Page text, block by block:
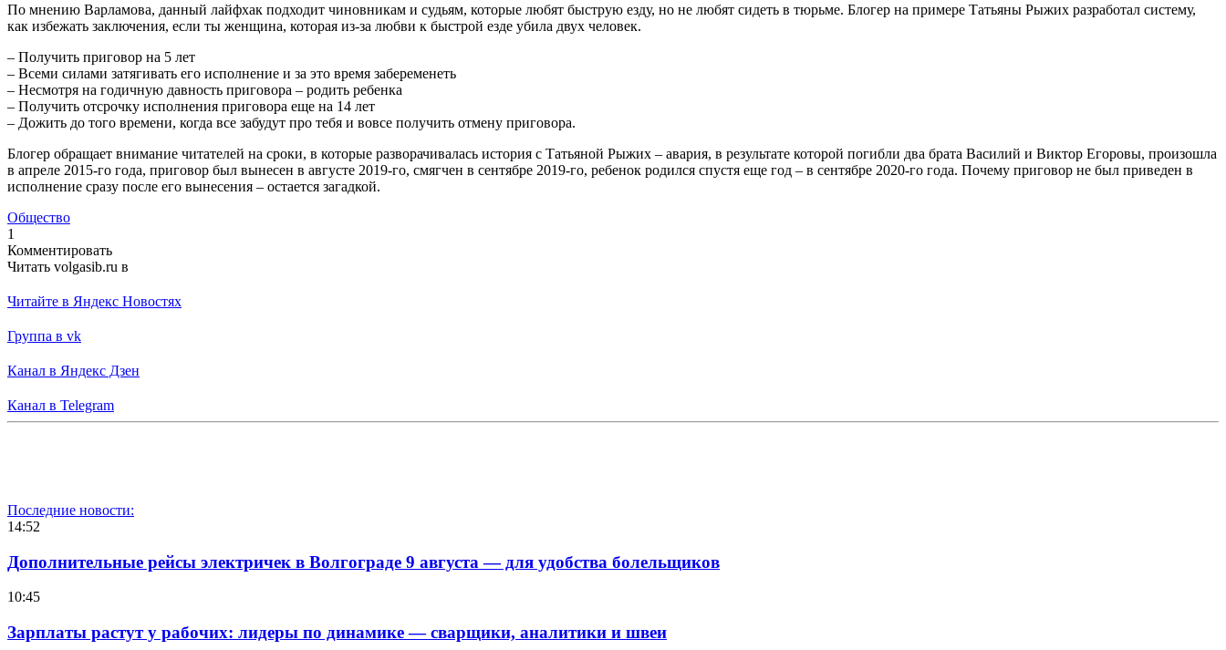
По мнению Варламова, данный лайфхак подходит чиновникам и судьям, которые любят быструю езду, но не любят сидеть в тюрьме. Блогер на примере Татьяны Рыжих разработал систему,
как избежать заключения, если ты женщина, которая из-за любви к быстрой езде убила двух человек.
– Получить приговор на 5 лет
– Всеми силами затягивать его исполнение и за это время забеременеть
– Несмотря на годичную давность приговора – родить ребенка
– Получить отсрочку исполнения приговора еще на 14 лет
– Дожить до того времени, когда все забудут про тебя и вовсе получить отмену приговора.
Блогер обращает внимание читателей на сроки, в которые разворачивалась история с Татьяной Рыжих – авария, в результате которой погибли два брата Василий и Виктор Егоровы, произошла
в апреле 2015-го года, приговор был вынесен в августе 2019-го, смягчен в сентябре 2019-го, ребенок родился спустя еще год – в сентябре 2020-го года. Почему приговор не был приведен в
исполнение сразу после его вынесения – остается загадкой.
Общество
1
Комментировать
Читать volgasib.ru в
Читайте в Яндекс Новостях
Группа в vk
Канал в Яндекс Дзен
Канал в Telegram
Последние новости:
14:52
Дополнительные рейсы электричек в Волгограде 9 августа — для удобства болельщиков
10:45
Зарплаты растут у рабочих: лидеры по динамике — сварщики, аналитики и швеи